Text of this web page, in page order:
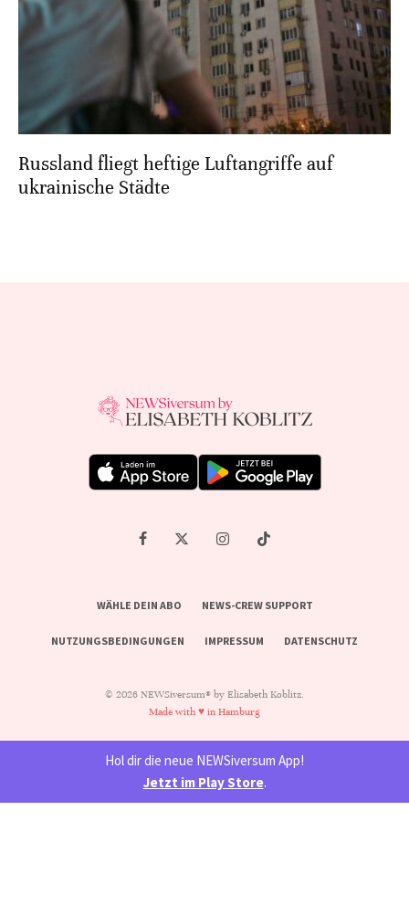
Russland fliegt heftige Luftangriffe auf
ukrainische Städte
WÄHLE DEIN ABO NEWS-CREW SUPPORT
NUTZUNGSBEDINGUNGEN IMPRESSUM DATENSCHUTZ
© 2026 NEWSiversum® by Elisabeth Koblitz.
Made with ♥ in Hamburg
Hol dir die neue NEWSiversum App!
Jetzt im Play Store.